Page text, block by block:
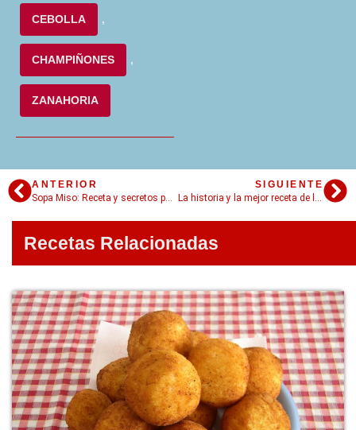
CEBOLLA ,
CHAMPIÑONES ,
ZANAHORIA
ANTERIOR
Sopa Miso: Receta y secretos para lucirte con esta creación japonesa
SIGUIENTE
La historia y la mejor receta de la auténtica pizza margarita
Recetas Relacionadas